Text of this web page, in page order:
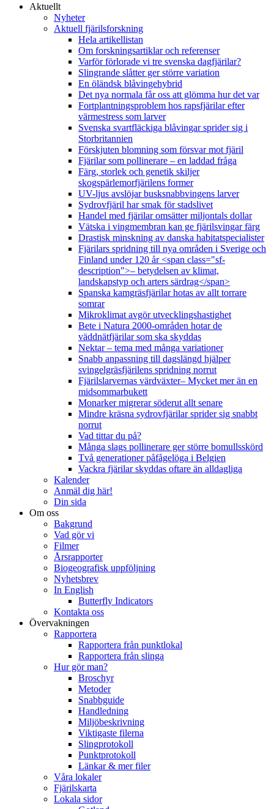
Aktuellt
Nyheter
Aktuell fjärilsforskning
Hela artikellistan
Om forskningsartiklar och referenser
Varför förlorade vi tre svenska dagfjärilar?
Slingrande slåtter ger större variation
En öländsk blåvingehybrid
Det nya normala får oss att glömma hur det var
Fortplantningsproblem hos rapsfjärilar efter
värmestress som larver
Svenska svartfläckiga blåvingar sprider sig i
Storbritannien
Förskjuten blomning som försvar mot fjäril
Fjärilar som pollinerare – en laddad fråga
Färg, storlek och genetik skiljer
skogspärlemorfjärilens former
UV-ljus avslöjar busksnabbvingens larver
Sydrovfjäril har smak för stadslivet
Handel med fjärilar omsätter miljontals dollar
Vätska i vingmembran kan ge fjärilsvingar färg
Drastisk minskning av danska habitatspecialister
Fjärilars spridning till nya områden i Sverige och
Finland under 120 år <span class="sf-
description">– betydelsen av klimat,
landskapstyp och arters särdrag</span>
Spanska kamgräsfjärilar hotas av allt torrare
somrar
Mikroklimat avgör utvecklingshastighet
Bete i Natura 2000-områden hotar de
väddnätfjärilar som ska skyddas
Nektar – tema med många variationer
Snabb anpassning till dagslängd hjälper
svingelgräsfjärilens spridning norrut
Fjärilslarvernas värdväxter– Mycket mer än en
midsommarbukett
Monarker migrerar söderut allt senare
Mindre kräsna sydrovfjärilar sprider sig snabbt
norrut
Vad tittar du på?
Många slags pollinerare ger större bomullsskörd
Två generationer påfågelöga i Belgien
Vackra fjärilar skyddas oftare än alldagliga
Kalender
Anmäl dig här!
Din sida
Om oss
Bakgrund
Vad gör vi
Filmer
Årsrapporter
Biogeografisk uppföljning
Nyhetsbrev
In English
Butterfly Indicators
Kontakta oss
Övervakningen
Rapportera
Rapportera från punktlokal
Rapportera från slinga
Hur gör man?
Broschyr
Metoder
Snabbguide
Handledning
Miljöbeskrivning
Viktigaste filerna
Slingprotokoll
Punktprotokoll
Länkar & mer filer
Våra lokaler
Fjärilskarta
Lokala sidor